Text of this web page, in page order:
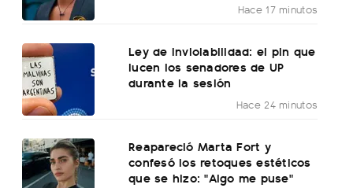
Hace 17 minutos
Ley de Inviolabilidad: el pin que
lucen los senadores de UP
durante la sesión
Hace 24 minutos
Reapareció Marta Fort y
confesó los retoques estéticos
que se hizo: "Algo me puse"